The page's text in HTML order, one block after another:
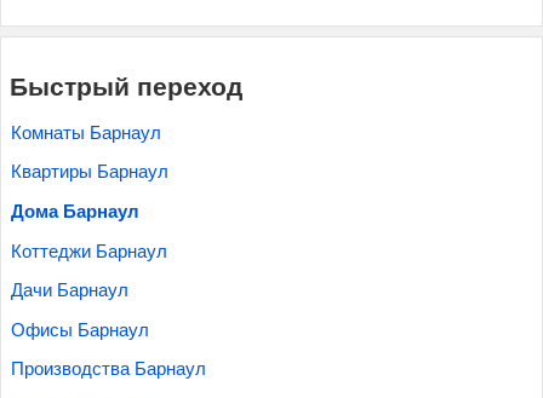
Быстрый переход
Комнаты Барнаул
Квартиры Барнаул
Дома Барнаул
Коттеджи Барнаул
Дачи Барнаул
Офисы Барнаул
Производства Барнаул